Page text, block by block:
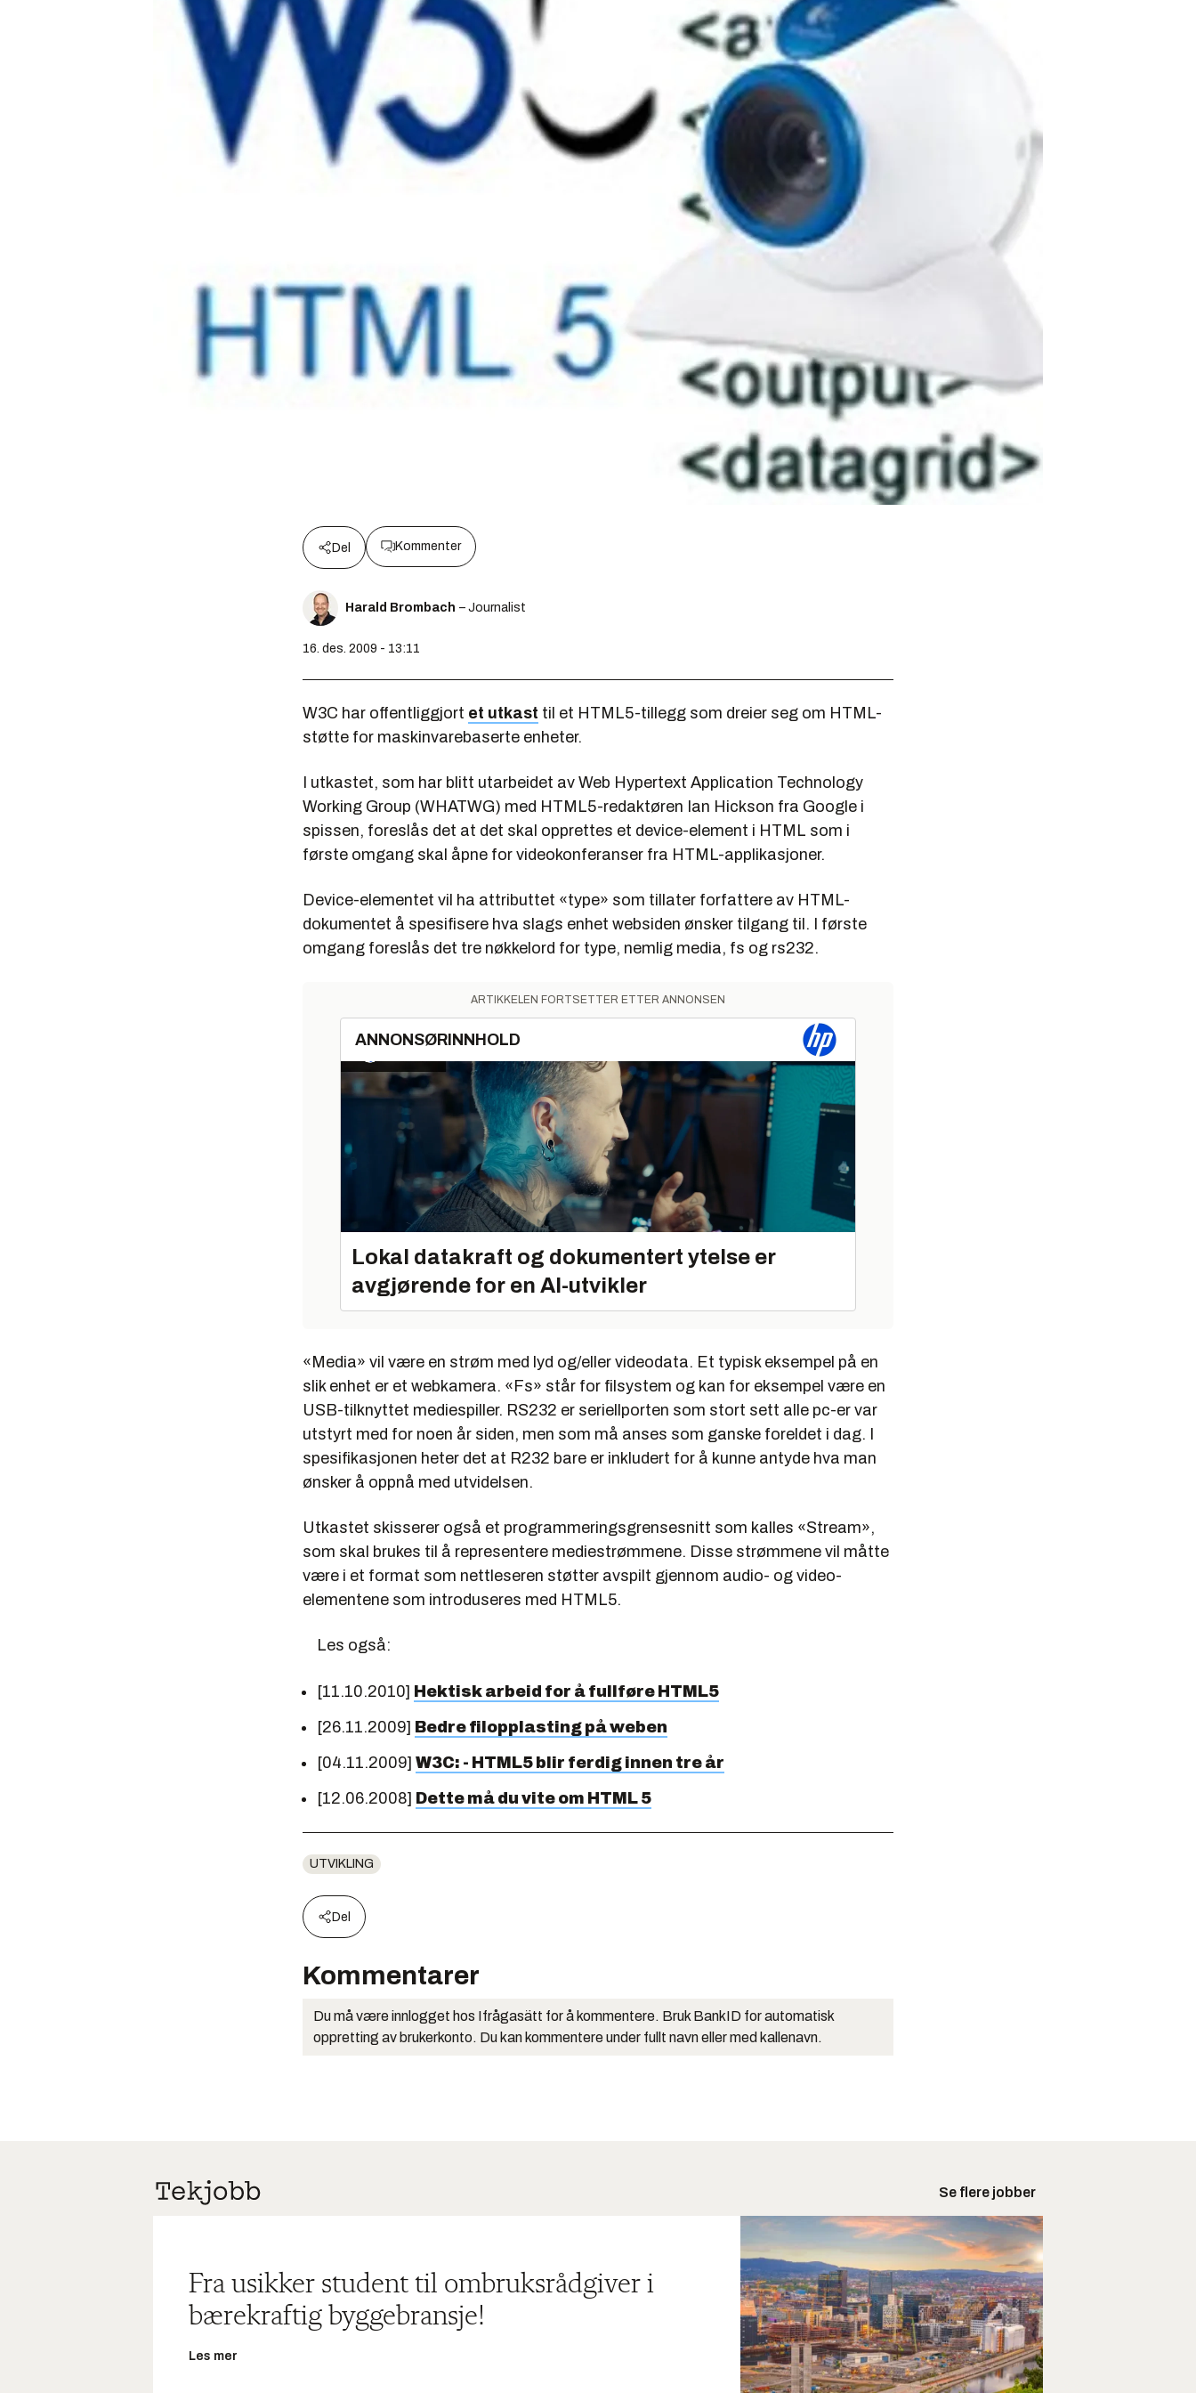
Del Kommenter
Harald Brombach – Journalist
16. des. 2009 - 13:11
W3C har offentliggjort et utkast til et HTML5-tillegg som dreier seg om HTML-
støtte for maskinvarebaserte enheter.
I utkastet, som har blitt utarbeidet av Web Hypertext Application Technology
Working Group (WHATWG) med HTML5-redaktøren Ian Hickson fra Google i
spissen, foreslås det at det skal opprettes et device-element i HTML som i
første omgang skal åpne for videokonferanser fra HTML-applikasjoner.
Device-elementet vil ha attributtet «type» som tillater forfattere av HTML-
dokumentet å spesifisere hva slags enhet websiden ønsker tilgang til. I første
omgang foreslås det tre nøkkelord for type, nemlig media, fs og rs232.
ARTIKKELEN FORTSETTER ETTER ANNONSEN
ANNONSØRINNHOLD
Lokal datakraft og dokumentert ytelse er
avgjørende for en AI-utvikler
«Media» vil være en strøm med lyd og/eller videodata. Et typisk eksempel på en
slik enhet er et webkamera. «Fs» står for filsystem og kan for eksempel være en
USB-tilknyttet mediespiller. RS232 er seriellporten som stort sett alle pc-er var
utstyrt med for noen år siden, men som må anses som ganske foreldet i dag. I
spesifikasjonen heter det at R232 bare er inkludert for å kunne antyde hva man
ønsker å oppnå med utvidelsen.
Utkastet skisserer også et programmeringsgrensesnitt som kalles «Stream»,
som skal brukes til å representere mediestrømmene. Disse strømmene vil måtte
være i et format som nettleseren støtter avspilt gjennom audio- og video-
elementene som introduseres med HTML5.
Les også:
[11.10.2010] Hektisk arbeid for å fullføre HTML5
[26.11.2009] Bedre filopplasting på weben
[04.11.2009] W3C: - HTML5 blir ferdig innen tre år
[12.06.2008] Dette må du vite om HTML 5
UTVIKLING
Del
Kommentarer
Du må være innlogget hos Ifrågasätt for å kommentere. Bruk BankID for automatisk
oppretting av brukerkonto. Du kan kommentere under fullt navn eller med kallenavn.
Se flere jobber
Fra usikker student til ombruksrådgiver i
bærekraftig byggebransje!
Les mer